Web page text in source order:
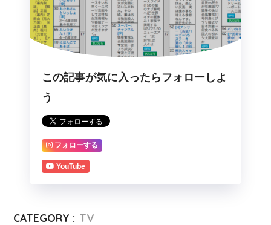
この記事が気に入ったらフォローしよ
う
フォローする
YouTube
CATEGORY : TV